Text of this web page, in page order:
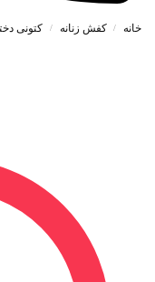
خانه / کفش زنانه / کتونی